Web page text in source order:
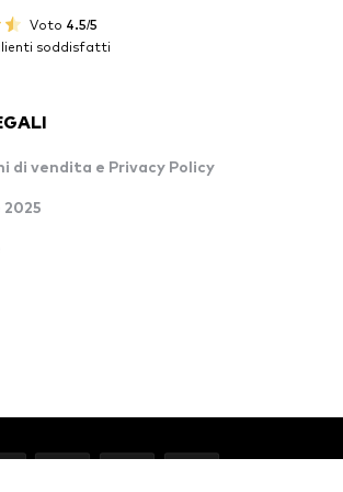
Voto 4.5/5
soddisfatti
di vendita e Privacy Policy